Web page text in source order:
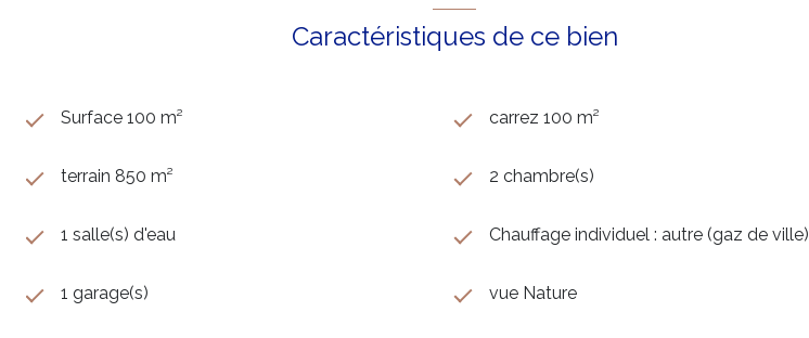
Caractéristiques de ce bien
Surface 100 m² carrez 100 m²
terrain 850 m² 2 chambre(s)
1 salle(s) d'eau Chauffage individuel : autre (gaz de ville)
1 garage(s) vue Nature